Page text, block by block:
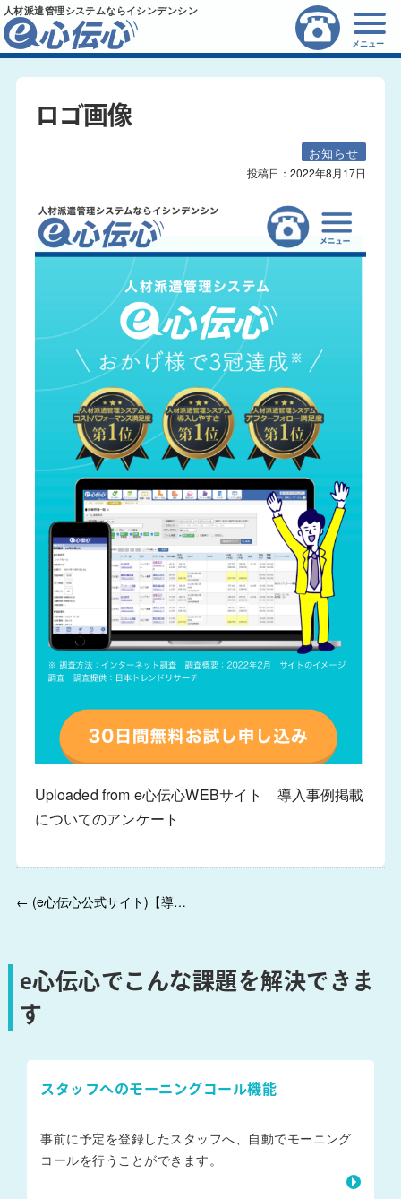
人材派遣管理システムならイシンデンシン
メニュー
ロゴ画像
お知らせ
投稿日：2022年8月17日
Uploaded from e心伝心WEBサイト 導入事例掲載
についてのアンケート
← (e心伝心公式サイト)【導入事例掲載アンケート】にご回答いただきました。
e心伝心でこんな課題を解決できま
す
スタッフへのモーニングコール機能
事前に予定を登録したスタッフへ、自動でモーニング
コールを行うことができます。